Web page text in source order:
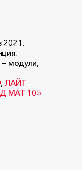
2021.
— модули,
,ЛАЙТ
МАТ 105